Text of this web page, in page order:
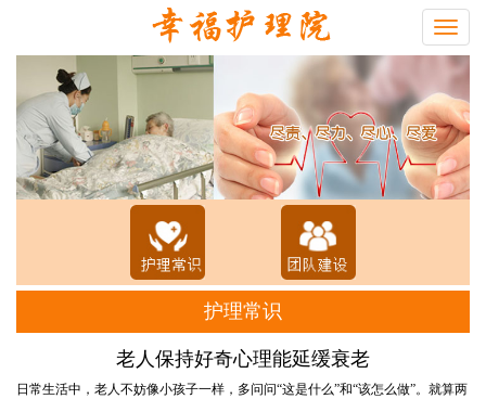
Toggle
护理常识
老人保持好奇心理能延缓衰老
日常生活中，老人不妨像小孩子一样，多问问“这是什么”和“该怎么做”。就算两